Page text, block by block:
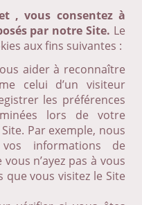
, vous consentez à
par notre Site. Le
aux fins suivantes :
aider à reconnaître
celui d’un visiteur
les préférences
lors de votre
Par exemple, nous
informations de
n’ayez pas à vous
vous visitez le Site